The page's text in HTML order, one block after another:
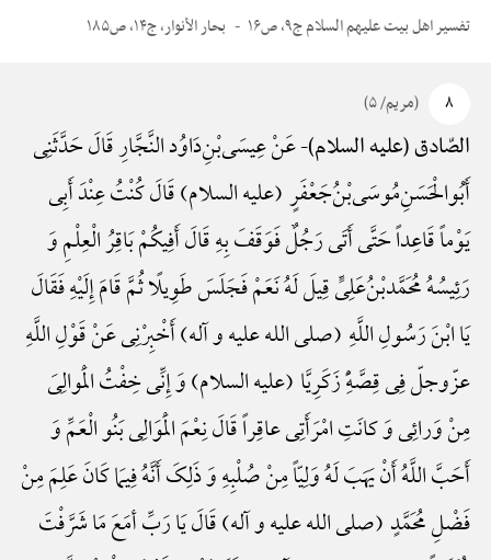
تفسیر اهل بیت علیهم السلام ج۹، ص۱۶ بحار الأنوار، ج۱۴، ص۱۸۵
۸ (مریم/ ۵)
الصّادق (علیه السلام)-عَنْ عِیسَی‌بْنِ‌دَاوُد النَّجَّارِ قَالَ حَدَّثَنِی
أَبُوالْحَسَنِ‌مُوسَی‌بْنُ‌جَعْفَرٍ (علیه السلام) قَالَ کُنْتُ عِنْدَ أَبِی
یَوْماً قَاعِداً حَتَّی أَتَی رَجُلٌ فَوَقَفَ بِهِ قَالَ أَفِیکُمْ بَاقِرُ الْعِلْمِ وَ
رَئِیسُهُ مُحَمَّدبْنُ‌عَلِیٍّ قِیلَ لَهُ نَعَمْ فَجَلَسَ طَوِیلًا ثُمَّ قَامَ إِلَیْهِ فَقَالَ
یَا ابْنَ رَسُولِ اللَّهِ (صلی الله علیه و آله) أَخْبِرْنِی عَنْ قَوْلِ اللَّهِ
عزّوجلّ فِی قِصَّهًِْ زَکَرِیَّا (علیه السلام) وَ إِنِّی خِفْتُ الْمَوالِیَ
مِنْ وَرائِی وَ کانَتِ امْرَأَتِی عاقِراً قَالَ نِعْمَ الْمَوَالِی بَنُو الْعَمِّ وَ
أَحَبَّ اللَّهُ أَنْ یَهَبَ لَهُ وَلِیّاً مِنْ صُلْبِهِ وَ ذَلِکَ أَنَّهُ فِیمَا کَانَ عَلِمَ مِنْ
فَضْلِ مُحَمَّدٍ (صلی الله علیه و آله) قَالَ یَا رَبِّ أمَعَ مَا شَرَّفْتَ